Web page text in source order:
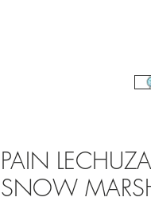
PAIN
SNOW